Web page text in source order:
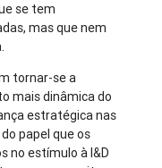
se tem
mas que nem
tornar-se a
mais dinâmica do
estratégica nas
papel que os
no estímulo à I&D